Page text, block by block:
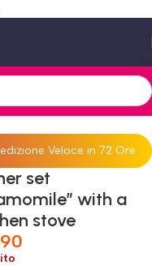
a kitchen stove
Veloce in 72 Ore
set
with a
stove